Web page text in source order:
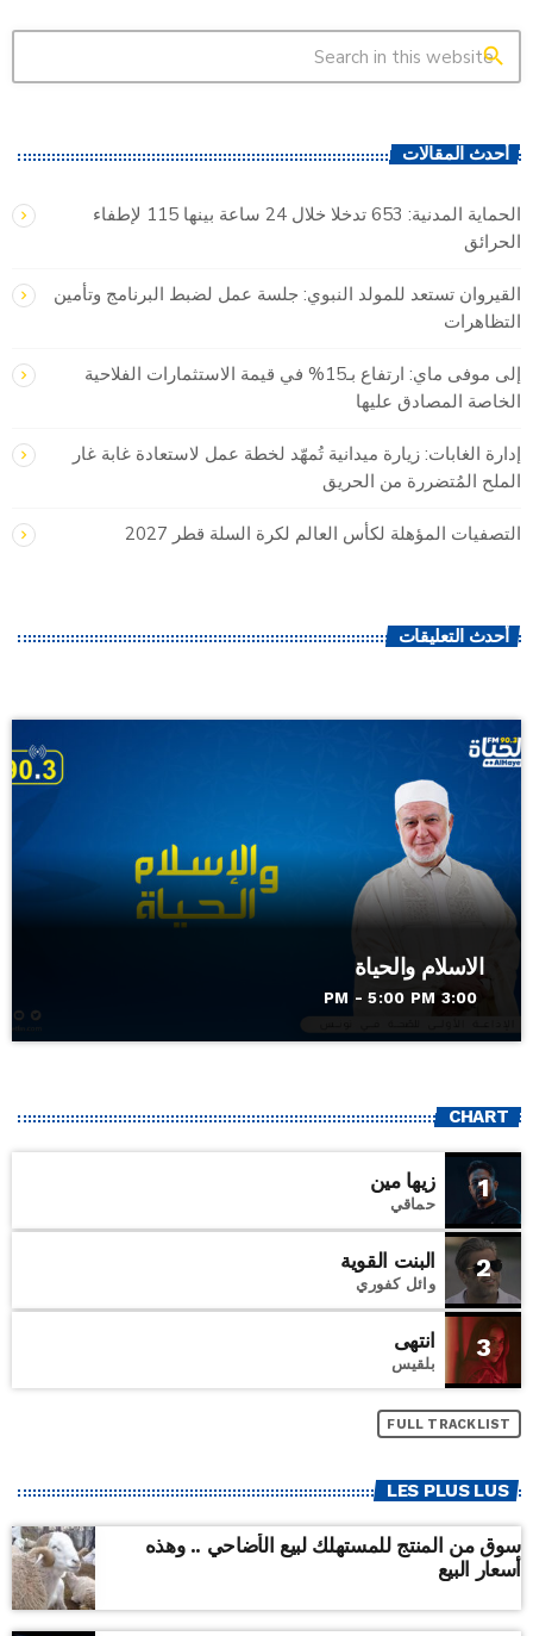
search
أحدث المقالات
الحماية المدنية: 653 تدخلا خلال 24 ساعة بينها 115 لإطفاء
الحرائق
القيروان تستعد للمولد النبوي: جلسة عمل لضبط البرنامج وتأمين
التظاهرات
إلى موفى ماي: ارتفاع بـ15% في قيمة الاستثمارات الفلاحية
الخاصة المصادق عليها
إدارة الغابات: زيارة ميدانية تُمهّد لخطة عمل لاستعادة غابة غار
الملح المُتضررة من الحريق
التصفيات المؤهلة لكأس العالم لكرة السلة قطر 2027
أحدث التعليقات
الاسلام والحياة
3:00 PM - 5:00 PM
CHART
1 زيها مين
حماقي
2 البنت القوية
وائل كفوري
3 انتهى
بلقيس
FULL TRACKLIST
LES PLUS LUS
سوق من المنتج للمستهلك لبيع الأضاحي .. وهذه
أسعار البيع